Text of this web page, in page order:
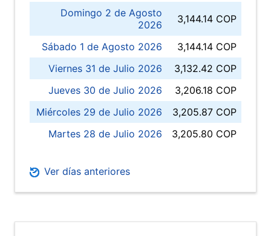
Domingo 2 de Agosto
2026
3,144.14 COP
Sábado 1 de Agosto 2026
3,144.14 COP
Viernes 31 de Julio 2026
3,132.42 COP
Jueves 30 de Julio 2026
3,206.18 COP
Miércoles 29 de Julio 2026
3,205.87 COP
Martes 28 de Julio 2026
3,205.80 COP
Ver días anteriores